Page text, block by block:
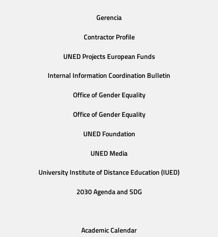
Gerencia
Contractor Profile
UNED Projects European Funds
Internal Information Coordination Bulletin
Office of Gender Equality
Office of Gender Equality
UNED Foundation
UNED Media
University Institute of Distance Education (IUED)
2030 Agenda and SDG
Academic Calendar